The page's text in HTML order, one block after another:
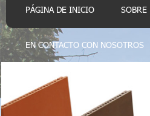
PÁGINA DE INICIO SOBRE
EN CONTACTO CON NOSOTROS